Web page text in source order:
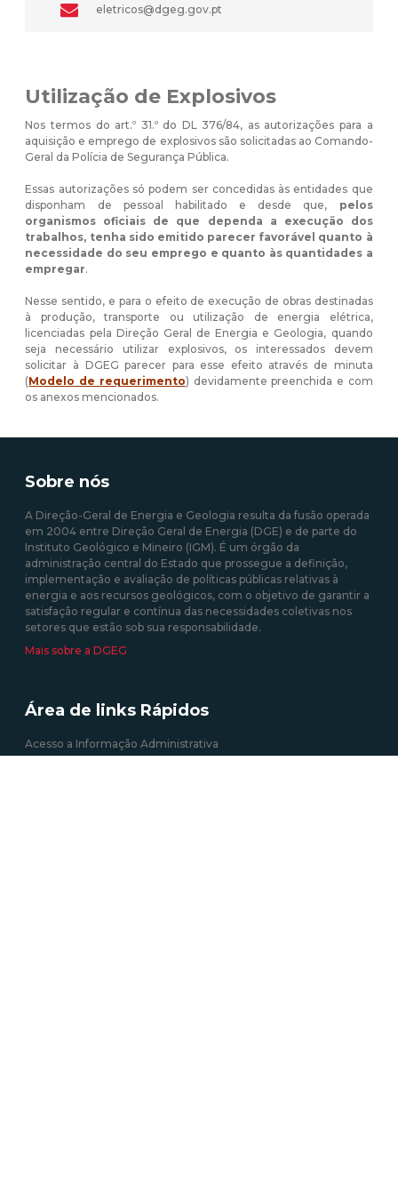
eletricos@dgeg.gov.pt
Utilização de Explosivos
Nos termos do art.º 31.º do DL 376/84, as autorizações para a
aquisição e emprego de explosivos são solicitadas ao Comando-
Geral da Polícia de Segurança Pública.
Essas autorizações só podem ser concedidas às entidades que
disponham de pessoal habilitado e desde que, pelos
organismos oficiais de que dependa a execução dos
trabalhos, tenha sido emitido parecer favorável quanto à
necessidade do seu emprego e quanto às quantidades a
empregar.
Nesse sentido, e para o efeito de execução de obras destinadas
à produção, transporte ou utilização de energia elétrica,
licenciadas pela Direção Geral de Energia e Geologia, quando
seja necessário utilizar explosivos, os interessados devem
solicitar à DGEG parecer para esse efeito através de minuta
(Modelo de requerimento) devidamente preenchida e com
os anexos mencionados.
Sobre nós
A Direção-Geral de Energia e Geologia resulta da fusão operada
em 2004 entre Direção Geral de Energia (DGE) e de parte do
Instituto Geológico e Mineiro (IGM). É um órgão da
administração central do Estado que prossegue a definição,
implementação e avaliação de políticas públicas relativas à
energia e aos recursos geológicos, com o objetivo de garantir a
satisfação regular e contínua das necessidades coletivas nos
setores que estão sob sua responsabilidade.
Mais sobre a DGEG
Área de links Rápidos
Acesso a Informação Administrativa